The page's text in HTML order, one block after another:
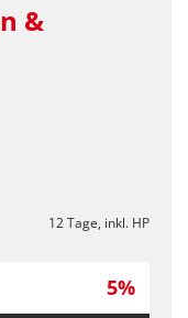
&
12 Tage, inkl. HP
5%